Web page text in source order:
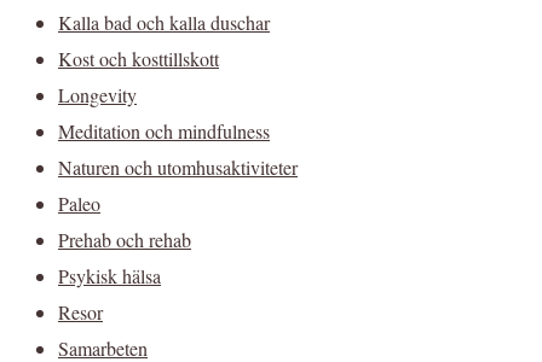
Kalla bad och kalla duschar
Kost och kosttillskott
Longevity
Meditation och mindfulness
Naturen och utomhusaktiviteter
Paleo
Prehab och rehab
Psykisk hälsa
Resor
Samarbeten